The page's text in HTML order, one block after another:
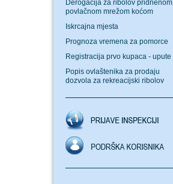
Derogacija za ribolov pridnenom
povlačnom mrežom koćom
Iskrcajna mjesta
Prognoza vremena za pomorce
Registracija prvo kupaca - upute
Popis ovlaštenika za prodaju
dozvola za rekreacijski ribolov